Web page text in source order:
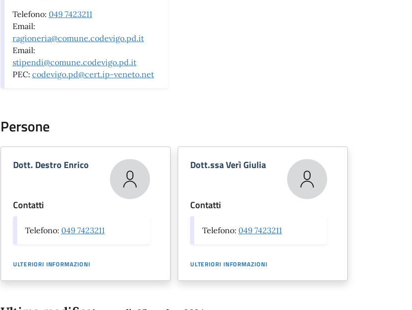
Telefono: 049 7423211
Email:
ragioneria@comune.codevigo.pd.it
Email:
stipendi@comune.codevigo.pd.it
PEC: codevigo.pd@cert.ip-veneto.net
Persone
Dott. Destro Enrico
Contatti
Telefono: 049 7423211
ULTERIORI INFORMAZIONI
Dott.ssa Verì Giulia
Contatti
Telefono: 049 7423211
ULTERIORI INFORMAZIONI